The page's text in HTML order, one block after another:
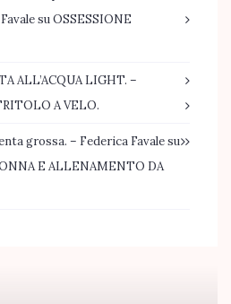
suOSSESSIONE
ALL’ACQUA LIGHT. –
A VELO.
grossa. – Federica Favalesu
E ALLENAMENTO DA